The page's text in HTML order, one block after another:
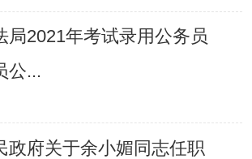
局2021年考试录用公务员
公...
政府关于余小媚同志任职